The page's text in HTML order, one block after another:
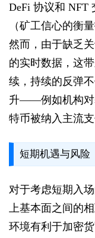
DeFi 协议和 NFT
（矿工信心的衡
然而，由于缺乏
的实时数据，这
续，持续的反弹
升——例如机构对
特币被纳入主流支
短期机遇与风险
对于考虑短期入
上基本面之间的
环境有利于加密